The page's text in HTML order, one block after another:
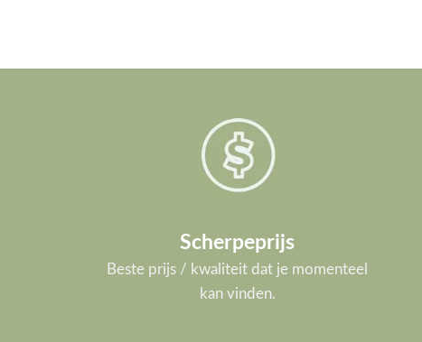
Scherpeprijs
Beste prijs / kwaliteit dat je momenteel
kan vinden.